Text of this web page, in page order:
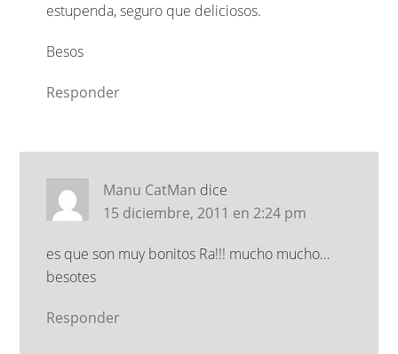
estupenda, seguro que deliciosos.
Besos
Responder
Manu CatMan dice
15 diciembre, 2011 en 2:24 pm
es que son muy bonitos Ra!!! mucho mucho…
besotes
Responder